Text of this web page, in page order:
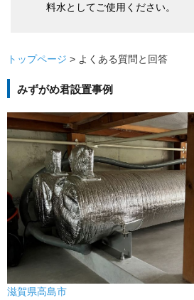
料水としてご使用ください。
トップページ よくある質問と回答
みずがめ君設置事例
滋賀県高島市